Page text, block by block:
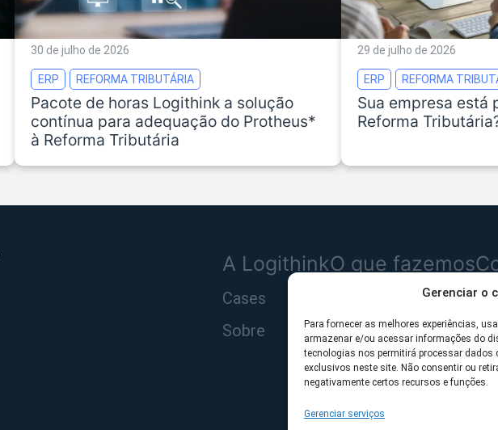
Gerenciar o
Para fornecer as melhores experiências,
armazenar e/ou acessar informações do
tecnologias nos permitirá processar dados
exclusivos neste site. Não consentir ou
negativamente certos recursos e funções.
Gerenciar serviços
30 de julho de 2026
ERP REFORMA TRIBUTÁRIA
Pacote de horas Logithink a solução
contínua para adequação do Protheus*
à Reforma Tributária
29 de julho de 2026
ERP REFORMA
Sua empresa está
Reforma
A Logithink
Cases
Sobre
O que fazemos
Soluções
Segmentos